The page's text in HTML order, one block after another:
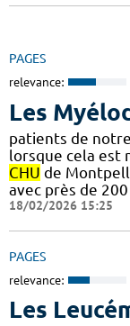
PAGES
relevance:
Les
patients de
lorsque cela est
CHU de
avec près de
18/02/2026 15:25
PAGES
relevance:
Les